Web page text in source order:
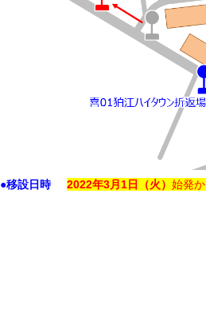
●移設日時 2022年3月1日（火） 始発